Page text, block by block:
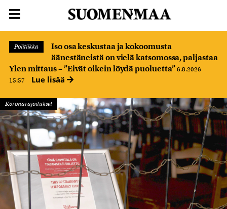
Politiikka
Iso osa keskustaa ja kokoomusta
äänestäneistä on vielä katsomossa, paljastaa
Ylen mittaus – ”Eivät oikein löydä puoluetta” 6.8.2026
15:57
Lue lisää
Koronarajoitukset